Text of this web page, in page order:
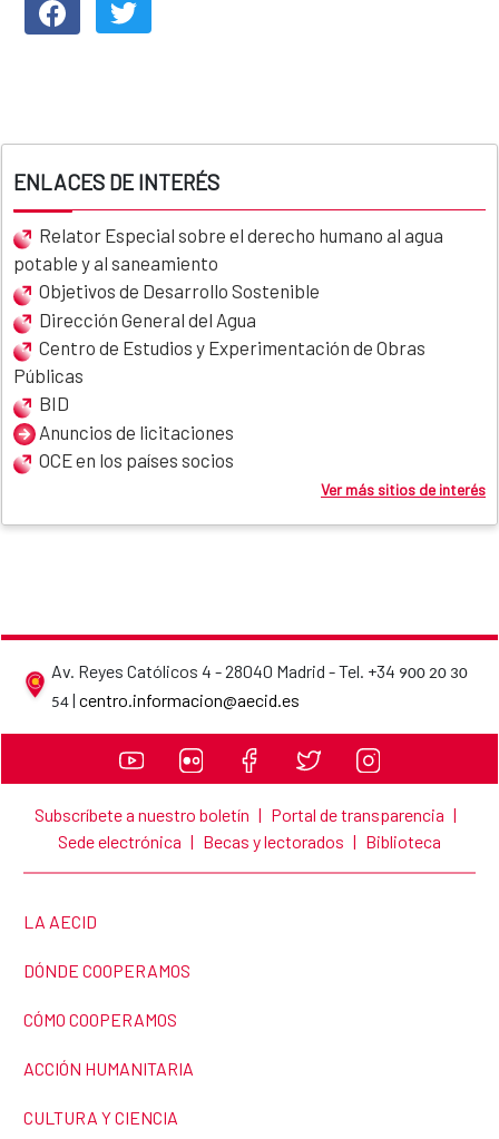
ENLACES DE INTERÉS
Relator Especial sobre el derecho humano al agua
potable y al saneamiento
Objetivos de Desarrollo Sostenible
Dirección General del Agua
Centro de Estudios y Experimentación de Obras
Públicas
BID
Anuncios de licitaciones
OCE en los países socios
Ver más sitios de interés
Av. Reyes Católicos 4 - 28040 Madrid - Tel. +34 900 20 30
54 | centro.informacion@aecid.esAECID contact details
Subscríbete a nuestro boletín | Portal de transparencia |
Sede electrónica | Becas y lectorados | Biblioteca
LINK TO THE WEBSITE:
LA AECID
LINK TO THE WEBSITE:
DÓNDE COOPERAMOS
LINK TO THE WEBSITE:
CÓMO COOPERAMOS
LINK TO THE WEBSITE:
ACCIÓN HUMANITARIA
LINK TO THE WEBSITE:
CULTURA Y CIENCIA